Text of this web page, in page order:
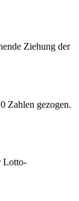
Ziehung der
Zahlen gezogen.
Lotto-